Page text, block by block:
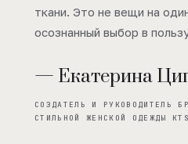
ткани. Это не вещи на
осознанный выбор в
— Екатерина
СОЗДАТЕЛЬ И РУКОВОДИТЕЛЬ
СТИЛЬНОЙ ЖЕНСКОЙ ОДЕЖДЫ